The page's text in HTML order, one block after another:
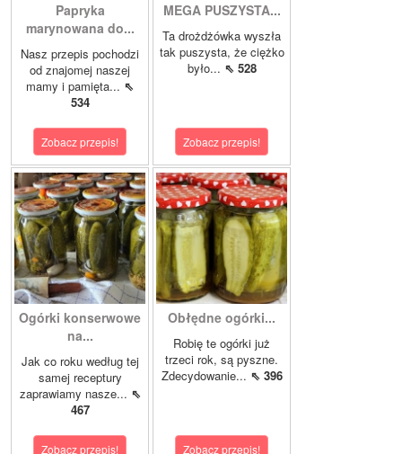
Papryka
marynowana do...
Nasz przepis pochodzi
od znajomej naszej
mamy i pamięta... ⇖
534
Zobacz przepis!
MEGA PUSZYSTA...
Ta drożdżówka wyszła
tak puszysta, że ciężko
było... ⇖ 528
Zobacz przepis!
Ogórki konserwowe
na...
Jak co roku według tej
samej receptury
zaprawiamy nasze... ⇖
467
Zobacz przepis!
Obłędne ogórki...
Robię te ogórki już
trzeci rok, są pyszne.
Zdecydowanie... ⇖ 396
Zobacz przepis!